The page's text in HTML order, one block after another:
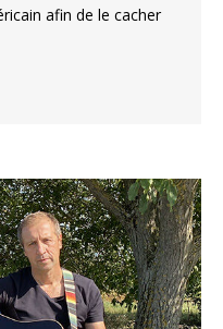
afin de le cacher